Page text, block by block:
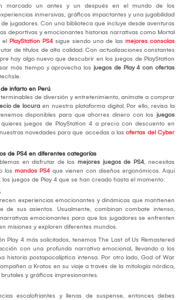
marcado un antes y un después en el mundo de los
inmersivas, gráficos impactantes y una jugabilidad
jugadores. Con una biblioteca que incluye desde aventuras
deportivas y emocionantes historias narrativas como Mortal
el PlayStation PS4 sigue siendo una de las mejores consolas
de títulos de alta calidad. Con actualizaciones constantes
hay algo nuevo que descubrir en los juegos de PlayStation
más tiempo y aprovecha los juegos de Play 4 con ofertas
infarto en Perú
de diversión y entretenimiento, anímate a comprar
de locura en nuestra plataforma digital. Por ello, revisa la
disponibles para que ahorres dinero con los juegos
juegos de PlayStation 4 a precio con descuento en
novedades para que accedas a las ofertas del Cyber
de PS4 en diferentes categorías
en disfrutar de los mejores juegos de PS4, necesitas
los mandos PS4 que vienen con diseños ergonómicos. Aquí
juegos de Play 4 que se han creado hasta el momento:
experiencias emocionantes y dinámicas que mantienen
de sus asientos. Usualmente, combinan combate intenso,
emocionantes para que los jugadores se enfrenten
misiones y exploren diferentes mundos.
Play 4 más solicitados, tenemos The Last of Us Remastered
con una profunda narrativa emocional, llevando a los
historia postapocalíptica intensa. Por otro lado, God of War
a Kratos en su viaje a través de la mitología nórdica,
y gráficos impresionantes.
escalofriantes y llenas de suspense, entonces debes